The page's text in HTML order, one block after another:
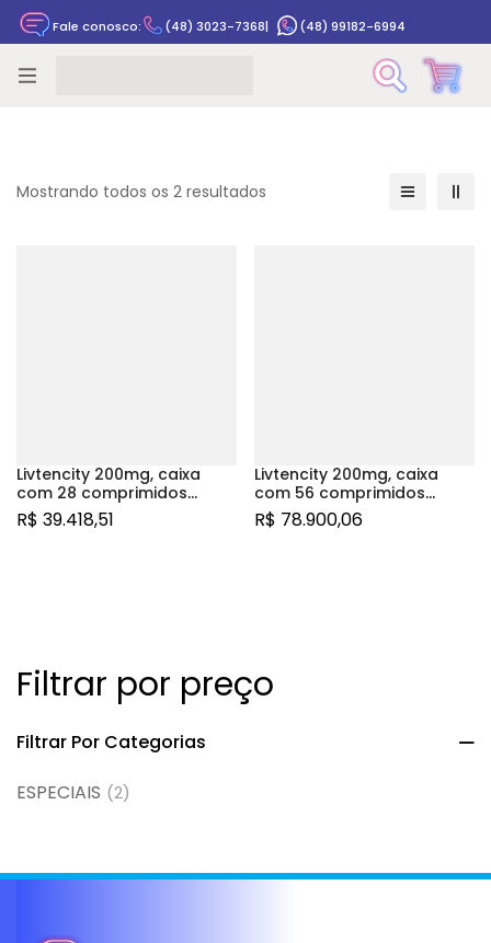
Fale conosco: (48) 3023-7368| (48) 99182-6994
Filtrar por preço
Filtrar Por Categorias
ESPECIAIS (2)
Mostrando todos os 2 resultados
Livtencity 200mg, caixa
com 28 comprimidos
revestidos
R$ 39.418,51
Livtencity 200mg, caixa
com 56 comprimidos
revestidos
R$ 78.900,06